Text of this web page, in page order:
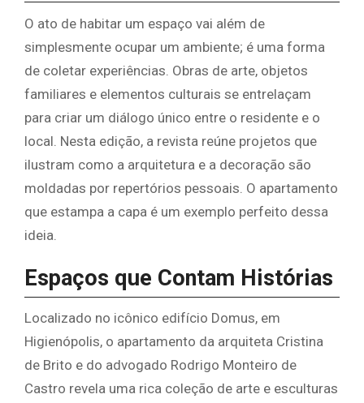
O ato de habitar um espaço vai além de
simplesmente ocupar um ambiente; é uma forma
de coletar experiências. Obras de arte, objetos
familiares e elementos culturais se entrelaçam
para criar um diálogo único entre o residente e o
local. Nesta edição, a revista reúne projetos que
ilustram como a arquitetura e a decoração são
moldadas por repertórios pessoais. O apartamento
que estampa a capa é um exemplo perfeito dessa
ideia.
Espaços que Contam Histórias
Localizado no icônico edifício Domus, em
Higienópolis, o apartamento da arquiteta Cristina
de Brito e do advogado Rodrigo Monteiro de
Castro revela uma rica coleção de arte e esculturas